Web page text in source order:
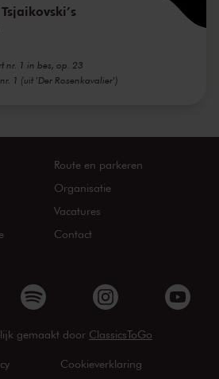
nr. 1 in bes, op. 23
1 (uit 'Der Rosenkavalier')
Route en parkeren
Organisatie
Vacatures
Contact
gemaakt door ClassicsToGo
Cookieverklaring